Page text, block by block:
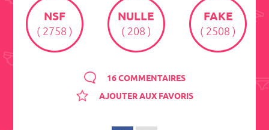
NSF
( 2758 )
NULLE
( 208 )
FAKE
( 2508 )
16 COMMENTAIRES
AJOUTER AUX FAVORIS